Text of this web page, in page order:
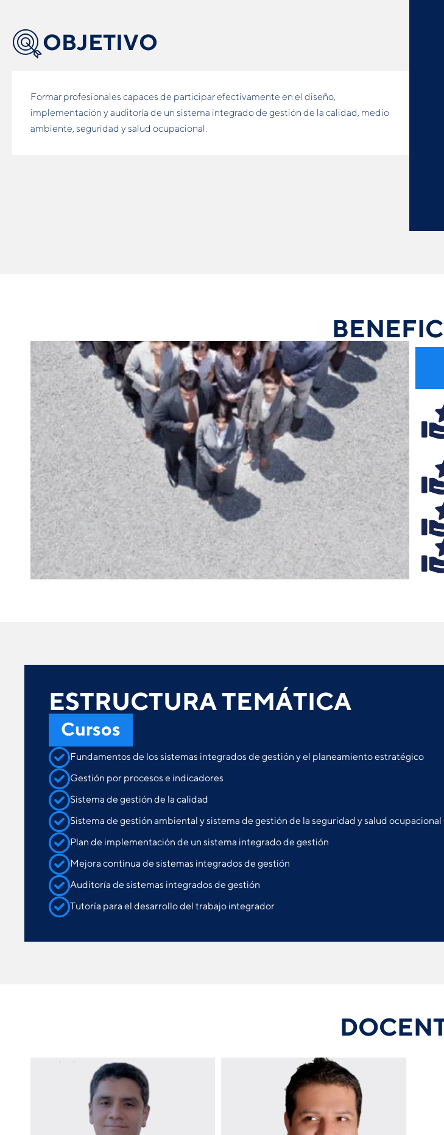
OBJETIVO
Formar profesionales capaces de participar efectivamente en el diseño,
implementación y auditoría de un sistema integrado de gestión de la calidad, medio
ambiente, seguridad y salud ocupacional.
ESTRUCTURA TEMÁTICA
Cursos
Fundamentos de los sistemas integrados de gestión y el planeamiento estratégico
Gestión por procesos e indicadores
Sistema de gestión de la calidad
Sistema de gestión ambiental y sistema de gestión de la seguridad y salud ocupacional
Plan de implementación de un sistema integrado de gestión
Mejora continua de sistemas integrados de gestión
Auditoría de sistemas integrados de gestión
Tutoría para el desarrollo del trabajo integrador